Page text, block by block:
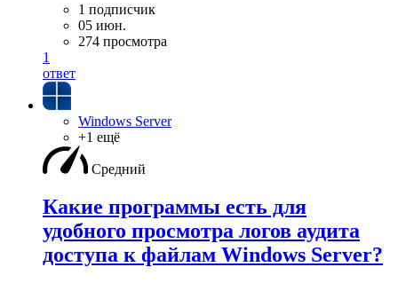
1 подписчик
05 июн.
274 просмотра
1
ответ
Windows Server
+1 ещё
Средний
Какие программы есть для
удобного просмотра логов аудита
доступа к файлам Windows Server?